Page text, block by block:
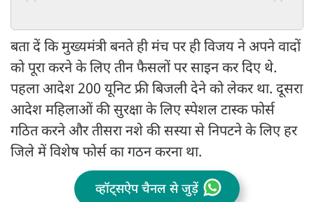
बता दें कि मुख्यमंत्री बनते ही मंच पर ही विजय ने अपने वादों
को पूरा करने के लिए तीन फैसलों पर साइन कर दिए थे.
पहला आदेश 200 यूनिट फ्री बिजली देने को लेकर था. दूसरा
आदेश महिलाओं की सुरक्षा के लिए स्पेशल टास्क फोर्स
गठित करने और तीसरा नशे की सस्या से निपटने के लिए हर
जिले में विशेष फोर्स का गठन करना था.
व्हॉट्सऐप चैनल से जुड़ें